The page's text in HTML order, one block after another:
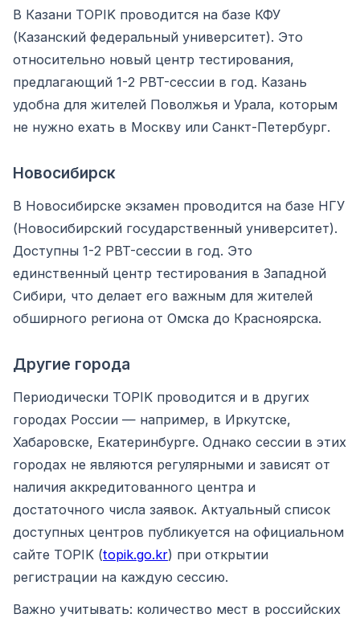
В Казани TOPIK проводится на базе КФУ
(Казанский федеральный университет). Это
относительно новый центр тестирования,
предлагающий 1-2 PBT-сессии в год. Казань
удобна для жителей Поволжья и Урала, которым
не нужно ехать в Москву или Санкт-Петербург.
Новосибирск
В Новосибирске экзамен проводится на базе НГУ
(Новосибирский государственный университет).
Доступны 1-2 PBT-сессии в год. Это
единственный центр тестирования в Западной
Сибири, что делает его важным для жителей
обширного региона от Омска до Красноярска.
Другие города
Периодически TOPIK проводится и в других
городах России — например, в Иркутске,
Хабаровске, Екатеринбурге. Однако сессии в этих
городах не являются регулярными и зависят от
наличия аккредитованного центра и
достаточного числа заявок. Актуальный список
доступных центров публикуется на официальном
сайте TOPIK (topik.go.kr) при открытии
регистрации на каждую сессию.
Важно учитывать: количество мест в российских